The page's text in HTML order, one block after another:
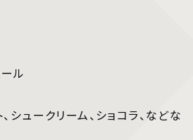
ル
シュークリーム、ショコラ、などな